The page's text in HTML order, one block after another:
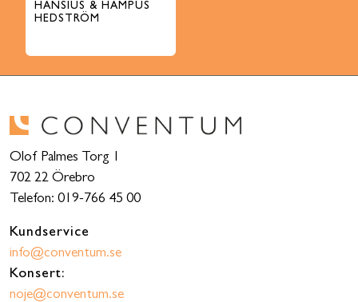
HANSIUS & HAMPUS
HEDSTRÖM
Olof Palmes Torg 1
702 22 Örebro
Telefon: 019-766 45 00
Kundservice
info@conventum.se
Konsert:
noje@conventum.se